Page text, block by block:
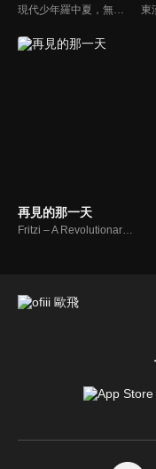
再見的那一天